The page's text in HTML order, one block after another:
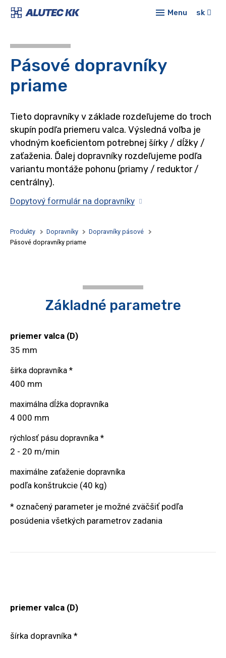
Menu
O
sk
Pásové dopravníky
priame
Tieto dopravníky v základe rozdeľujeme do troch
skupín podľa priemeru valca. Výsledná voľba je
vhodným koeficientom potrebnej šírky / dĺžky /
zaťaženia. Ďalej dopravníky rozdeľujeme podľa
variantu montáže pohonu (priamy / reduktor /
centrálny).
Dopytový formulár na dopravníky
Produkty Dopravníky
Dopravníky pásové
Pásové dopravníky priame
Základné parametre
priemer valca (D)
35 mm
šírka dopravníka *
400 mm
maximálna dĺžka dopravníka
4 000 mm
rýchlosť pásu dopravníka *
2 - 20 m/min
maximálne zaťaženie dopravníka
podľa konštrukcie (40 kg)
* označený parameter je možné zväčšiť podľa
posúdenia všetkých parametrov zadania
priemer valca (D)
šírka dopravníka *